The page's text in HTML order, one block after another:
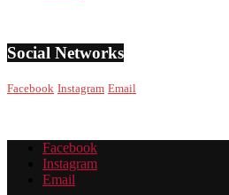
Social Networks
Facebook Instagram Email
Facebook
Instagram
Email